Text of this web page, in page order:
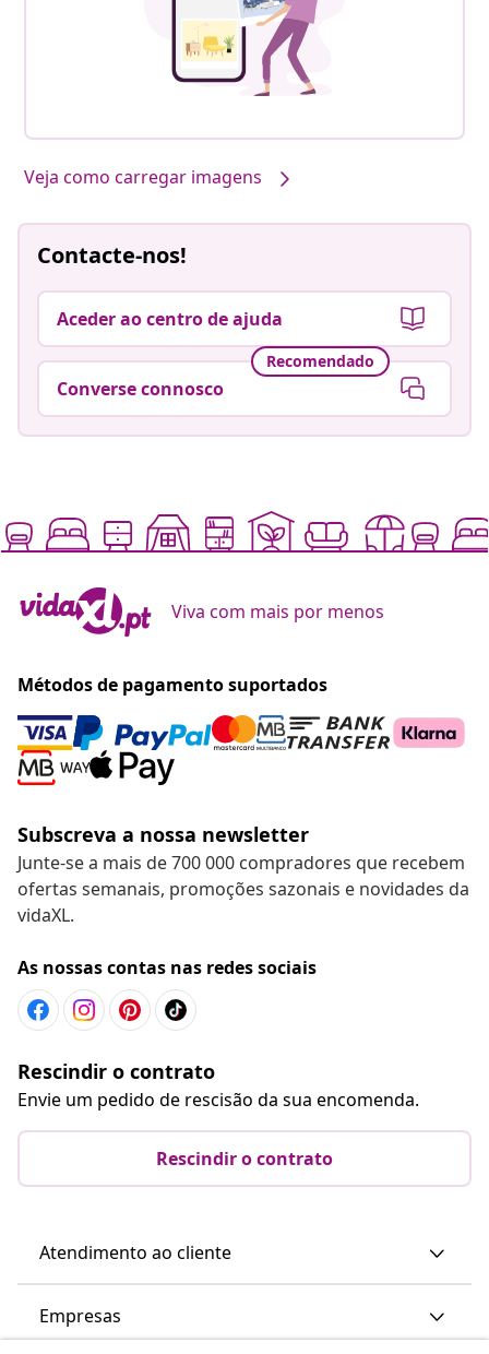
Veja como carregar imagens
Contacte-nos!
Aceder ao centro de ajuda
Recomendado
Converse connosco
Viva com mais por menos
Métodos de pagamento suportados
Subscreva a nossa newsletter
Junte-se a mais de 700 000 compradores que recebem
ofertas semanais, promoções sazonais e novidades da
vidaXL.
As nossas contas nas redes sociais
Rescindir o contrato
Envie um pedido de rescisão da sua encomenda.
Rescindir o contrato
Atendimento ao cliente
Empresas